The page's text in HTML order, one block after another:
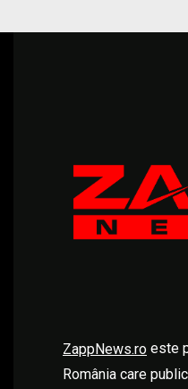
ZappNews.ro este
România care